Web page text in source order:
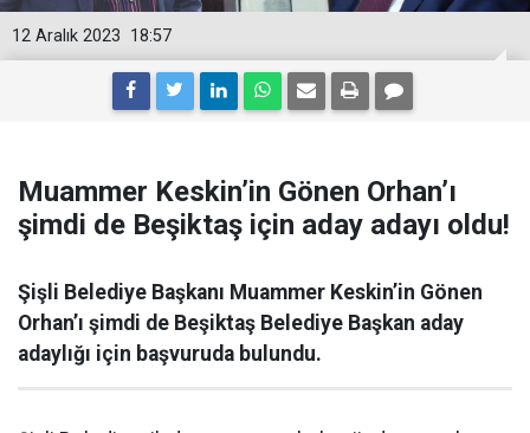
18:57
12 Aralık 2023
Muammer Keskin’in Gönen Orhan’ı
şimdi de Beşiktaş için aday adayı oldu!
Şişli Belediye Başkanı Muammer Keskin’in Gönen
Orhan’ı şimdi de Beşiktaş Belediye Başkan aday
adaylığı için başvuruda bulundu.